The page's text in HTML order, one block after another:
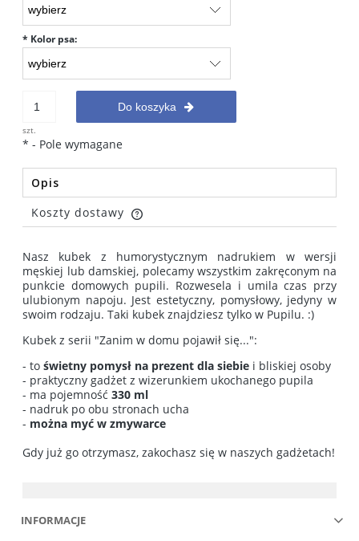
* Kolor psa:
szt.
Do koszyka
* - Pole wymagane
Opis
Koszty dostawy
Cena nie zawiera ewentualnych kosztów płatności
Nasz kubek z humorystycznym nadrukiem w wersji
męskiej lub damskiej, polecamy wszystkim zakręconym na
punkcie domowych pupili. Rozwesela i umila czas przy
ulubionym napoju. Jest estetyczny, pomysłowy, jedyny w
swoim rodzaju. Taki kubek znajdziesz tylko w Pupilu. :)
Kubek z serii "Zanim w domu pojawił się...":
- to świetny pomysł na prezent dla siebie i bliskiej osoby
- praktyczny gadżet z wizerunkiem ukochanego pupila
- ma pojemność 330 ml
- nadruk po obu stronach ucha
- można myć w zmywarce
Gdy już go otrzymasz, zakochasz się w naszych gadżetach!
INFORMACJE